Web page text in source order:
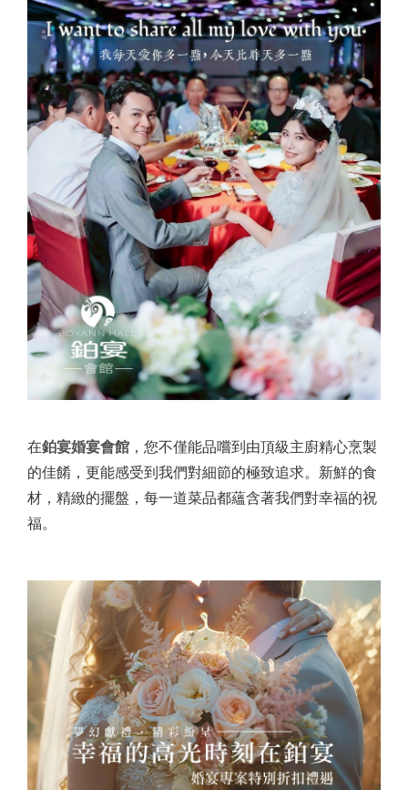
在鉑宴婚宴會館 ，您不僅能品嚐到由頂級主廚精心烹製
的佳餚，更能感受到我們對細節的極致追求。新鮮的食
材，精緻的擺盤，每一道菜品都蘊含著我們對幸福的祝
福。